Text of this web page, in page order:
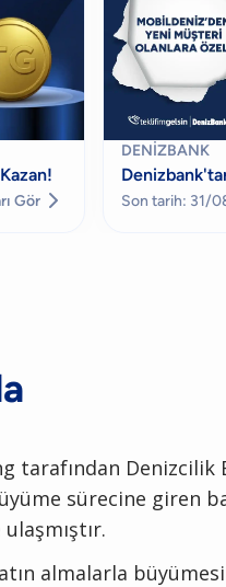
Gör 
DENIZBANK
Son tarih: 31/
tarafından Denizcilik
sürecine giren
almalarla